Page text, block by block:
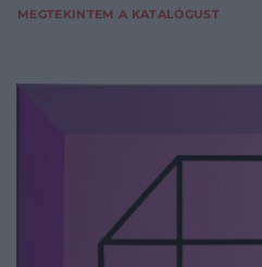
MEGTEKINTEM A KATALÓGUST